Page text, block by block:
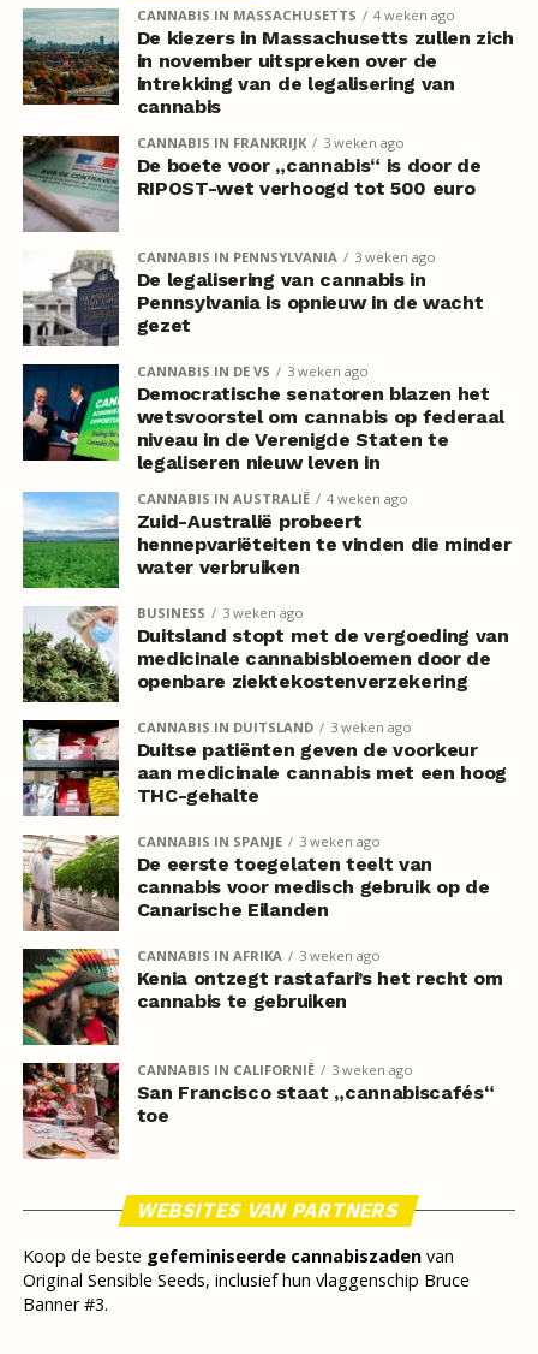
CANNABIS IN MASSACHUSETTS 4 weken ago
De kiezers in Massachusetts zullen zich
in november uitspreken over de
intrekking van de legalisering van
cannabis
CANNABIS IN FRANKRIJK 3 weken ago
De boete voor „cannabis“ is door de
RIPOST-wet verhoogd tot 500 euro
CANNABIS IN PENNSYLVANIA 3 weken ago
De legalisering van cannabis in
Pennsylvania is opnieuw in de wacht
gezet
CANNABIS IN DE VS 3 weken ago
Democratische senatoren blazen het
wetsvoorstel om cannabis op federaal
niveau in de Verenigde Staten te
legaliseren nieuw leven in
CANNABIS IN AUSTRALIË 4 weken ago
Zuid-Australië probeert
hennepvariëteiten te vinden die minder
water verbruiken
BUSINESS 3 weken ago
Duitsland stopt met de vergoeding van
medicinale cannabisbloemen door de
openbare ziektekostenverzekering
CANNABIS IN DUITSLAND 3 weken ago
Duitse patiënten geven de voorkeur
aan medicinale cannabis met een hoog
THC-gehalte
CANNABIS IN SPANJE 3 weken ago
De eerste toegelaten teelt van
cannabis voor medisch gebruik op de
Canarische Eilanden
CANNABIS IN AFRIKA 3 weken ago
Kenia ontzegt rastafari’s het recht om
cannabis te gebruiken
CANNABIS IN CALIFORNIË 3 weken ago
San Francisco staat „cannabiscafés“
toe
WEBSITES VAN PARTNERS
Koop de beste gefeminiseerde cannabiszadenvan
Original Sensible Seeds, inclusief hun vlaggenschip Bruce
Banner #3.